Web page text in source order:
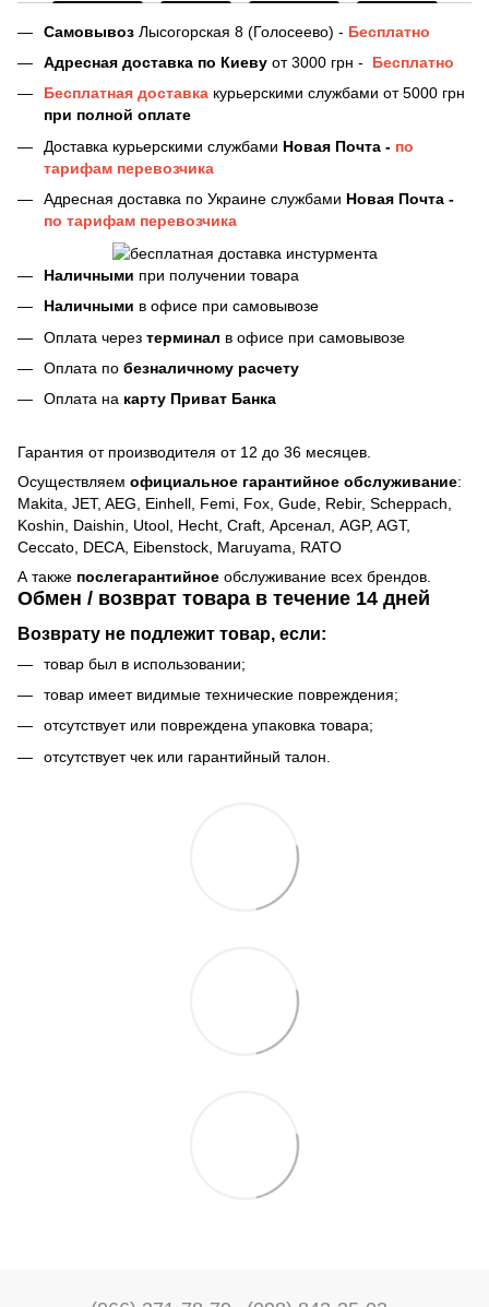
Самовывоз Лысогорская 8 (Голосеево) - Бесплатно
Адресная доставка по Киеву от 3000 грн -
Бесплатно
Бесплатная доставка курьерскими службами от 5000 грн
при полной оплате
Доставка курьерскими службами Новая Почта - по
тарифам перевозчика
Адресная доставка по Украине службами Новая Почта -
по тарифам перевозчика
Наличными при получении товара
Наличными в офисе при самовывозе
Оплата через терминал в офисе при самовывозе
Оплата по безналичному расчету
Оплата на карту Приват Банка
Гарантия от производителя от 12 до 36 месяцев.
Осуществляем официальное гарантийное обслуживание:
Makita, JET, AEG, Einhell, Femi, Fox, Gude, Rebir, Scheppach,
Koshin, Daishin, Utool, Hecht, Craft, Арсенал, AGP, AGT,
Ceccato, DECA, Eibenstock, Maruyama, RATO
А также послегарантийное обслуживание всех брендов.
Обмен / возврат товара в течение 14 дней
Возврату не подлежит товар, если:
товар был в использовании;
товар имеет видимые технические повреждения;
отсутствует или повреждена упаковка товара;
отсутствует чек или гарантийный талон.